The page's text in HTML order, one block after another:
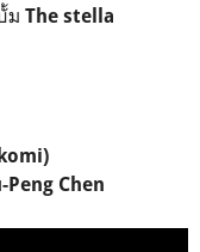
ม The stella
Chen